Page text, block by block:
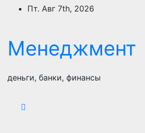
ПерейтиПт. Авг 7th, 2026
Менеджмент
деньги, банки, финансы